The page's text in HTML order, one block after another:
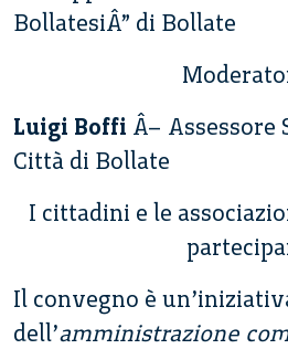
BollatesiÂ” di Bollate
Luigi Boffi Â– Assessore
Città di Bollate
I cittadini e le
Il convegno è
dell’amministrazione